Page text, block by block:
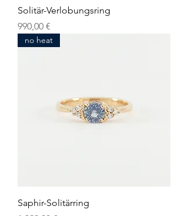
Solitär-Verlobungsring
Preis
990,00 €
no heat
Saphir-Solitärring